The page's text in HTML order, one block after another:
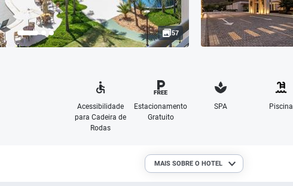
57
Acessibilidade
para Cadeira de
Rodas
Estacionamento
Gratuito
SPA Piscina
MAIS SOBRE O HOTEL